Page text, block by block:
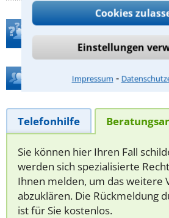
Cookies
Einstellungen
Impressum ⁃
Hilfe bei Ihrer
Telefonhilfe
Sie können hier Ihren Fall
werden sich spezialisierte
Ihnen melden, um das weitere
abzuklären. Die Rückmeldung
ist für Sie kostenlos.